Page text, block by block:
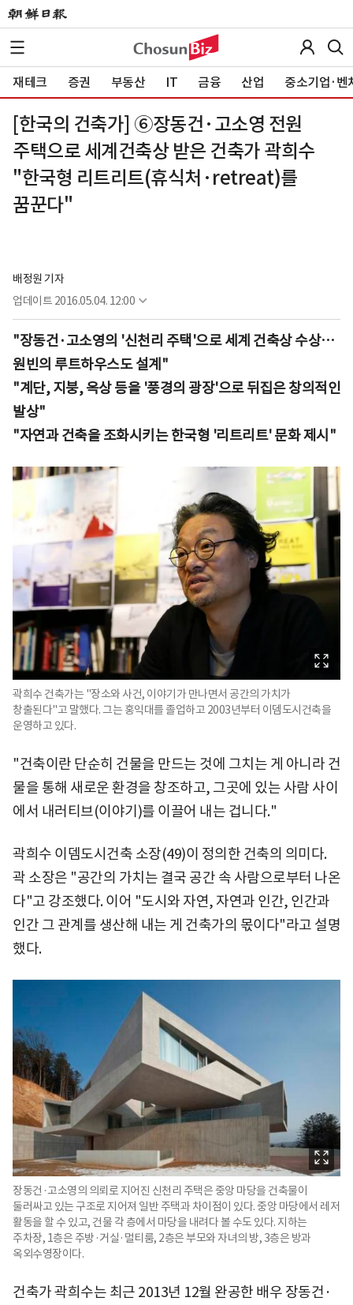
재테크 증권 부동산 IT 금융 산업 중소기업·벤
[한국의 건축가] ⑥장동건·고소영 전원
주택으로 세계건축상 받은 건축가 곽희수
"한국형 리트리트(휴식처·retreat)를
꿈꾼다"
배정원 기자
업데이트 2016.05.04. 12:00
"장동건·고소영의 '신천리 주택'으로 세계 건축상 수상…
원빈의 루트하우스도 설계"
"계단, 지붕, 옥상 등을 '풍경의 광장'으로 뒤집은 창의적인
발상"
"자연과 건축을 조화시키는 한국형 '리트리트' 문화 제시"
곽희수 건축가는 "장소와 사건, 이야기가 만나면서 공간의 가치가
창출된다"고 말했다. 그는 홍익대를 졸업하고 2003년부터 이뎀도시건축을
운영하고 있다.
"건축이란 단순히 건물을 만드는 것에 그치는 게 아니라 건
물을 통해 새로운 환경을 창조하고, 그곳에 있는 사람 사이
에서 내러티브(이야기)를 이끌어 내는 겁니다."
곽희수 이뎀도시건축 소장(49)이 정의한 건축의 의미다.
곽 소장은 "공간의 가치는 결국 공간 속 사람으로부터 나온
다"고 강조했다. 이어 "도시와 자연, 자연과 인간, 인간과
인간 그 관계를 생산해 내는 게 건축가의 몫이다"라고 설명
했다.
장동건·고소영의 의뢰로 지어진 신천리 주택은 중앙 마당을 건축물이
둘러싸고 있는 구조로 지어져 일반 주택과 차이점이 있다. 중앙 마당에서 레저
활동을 할 수 있고, 건물 각 층에서 마당을 내려다 볼 수도 있다. 지하는
주차장, 1층은 주방·거실·멀티룸, 2층은 부모와 자녀의 방, 3층은 방과
옥외수영장이다.
건축가 곽희수는 최근 2013년 12월 완공한 배우 장동건·